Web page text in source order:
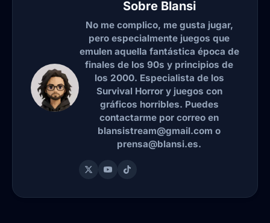
Sobre Blansi
No me complico, me gusta jugar,
pero especialmente juegos que
emulen aquella fantástica época de
finales de los 90s y principios de
los 2000. Especialista de los
Survival Horror y juegos con
gráficos horribles. Puedes
contactarme por correo en
blansistream@gmail.com o
prensa@blansi.es.